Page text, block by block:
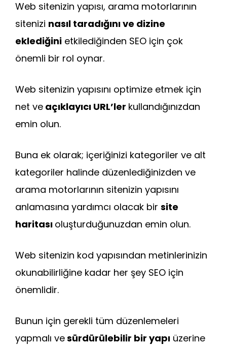
Web sitenizin yapısı, arama motorlarının
sitenizi nasıl taradığını ve dizine
eklediğini etkilediğinden SEO için çok
önemli bir rol oynar.
Web sitenizin yapısını optimize etmek için
net ve açıklayıcı URL’ler kullandığınızdan
emin olun.
Buna ek olarak; içeriğinizi kategoriler ve alt
kategoriler halinde düzenlediğinizden ve
arama motorlarının sitenizin yapısını
anlamasına yardımcı olacak bir site
haritası oluşturduğunuzdan emin olun.
Web sitenizin kod yapısından metinlerinizin
okunabilirliğine kadar her şey SEO için
önemlidir.
Bunun için gerekli tüm düzenlemeleri
yapmalı vesürdürülebilir bir yapı üzerine